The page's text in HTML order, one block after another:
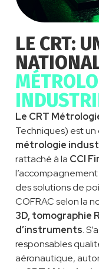
LE CRT:
Le CRT
Techniques) est
métrologie
rattaché à la CCI
des solutions de
COFRAC selon la
3D, tomographie
d’instruments.
responsables
aéronautique,